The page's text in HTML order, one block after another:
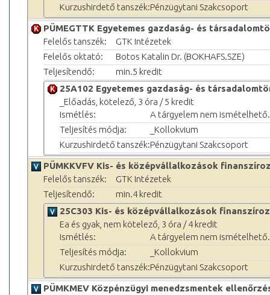
Kurzushirdető tanszék:Pénzügytani Szakcsoport
PÜMEGTTK Egyetemes gazdaság- és
Felelős tanszék:
GTK Intézetek
Felelős oktató:
Botos Katalin Dr. (BOKHAFS.SZE)
Teljesítendő:
min.5 kredit
25A102 Egyetemes gazdaság- és
_Előadás, kötelező, 3 óra / 5 kredit
Ismétlés:
A tárgyelem nem ismételhető.
Teljesítés módja:
_Kollokvium
Kurzushirdető tanszék:Pénzügytani Szakcsoport
PÜMKKVFV Kis- és középvállalkozások
Felelős tanszék:
GTK Intézetek
Teljesítendő:
min.4 kredit
25C303 Kis- és középvállalkozások
Ea és gyak, nem kötelező, 3 óra / 4 kredit
Ismétlés:
A tárgyelem nem ismételhető.
Teljesítés módja:
_Kollokvium
Kurzushirdető tanszék:Pénzügytani Szakcsoport
PÜMKMEV Közpénzügyi menedzsmentek